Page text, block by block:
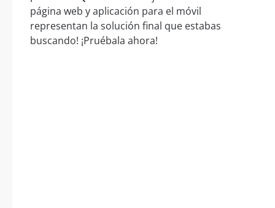
página web y aplicación para el móvil
representan la solución final que estabas
buscando! ¡Pruébala ahora!